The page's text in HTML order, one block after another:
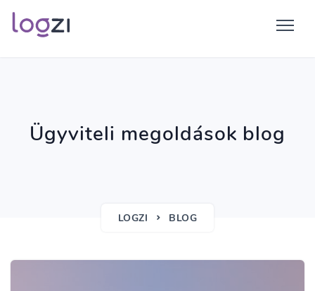
Ügyviteli megoldások blog
LOGZI BLOG